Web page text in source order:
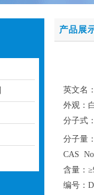
产品展
英文名
外观：
分子式
分子量
CAS
含量：
编号：